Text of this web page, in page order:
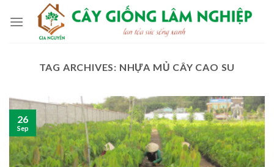
TAG ARCHIVES: NHỰA MỦ CÂY CAO SU
26
Sep